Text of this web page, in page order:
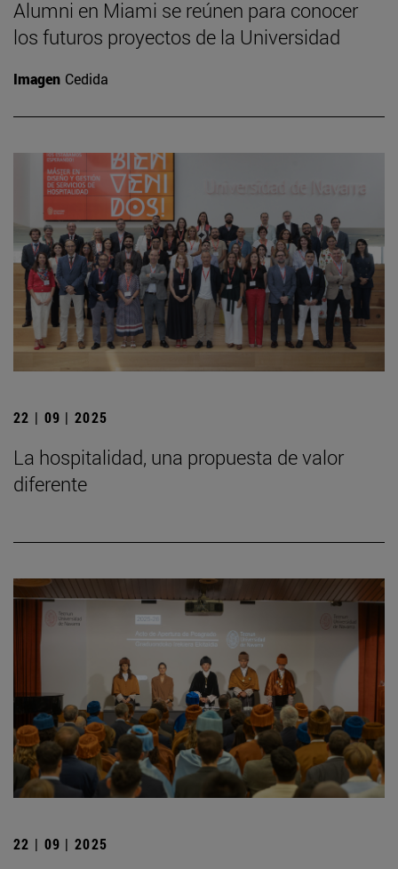
Alumni en Miami se reúnen para conocer
los futuros proyectos de la Universidad
Imagen Cedida
22 | 09 | 2025
La hospitalidad, una propuesta de valor
diferente
22 | 09 | 2025